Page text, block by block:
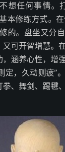
想任何事情。
本修练方式。
的。盘坐又分
可开智增慧。
涵养心性，增
定，久动则疲”
、舞剑、踢毽